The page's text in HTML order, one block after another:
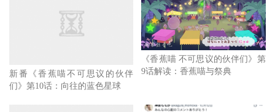
新番《香蕉喵不可思议的伙伴
们》第10话：向往的蓝色星球
《香蕉喵 不可思议的伙伴们》第
9话解读：香蕉喵与祭典